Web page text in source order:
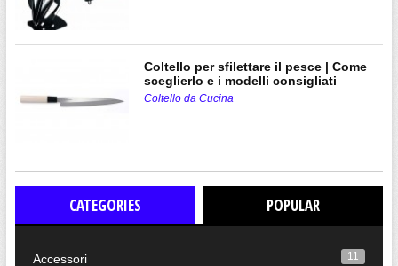
Coltello per sfilettare il pesce | Come
sceglierlo e i modelli consigliati
Coltello da Cucina
CATEGORIES POPULAR
Accessori 11